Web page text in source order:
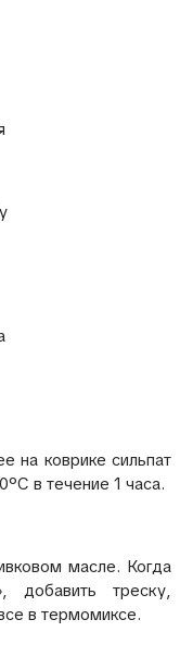
на коврике сильпат
в течение 1 часа.
масле. Когда
добавить треску,
в термомиксе.